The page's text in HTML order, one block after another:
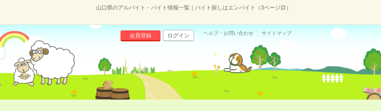
山口県のアルバイト・バイト情報一覧｜バイト探しはエンバイト（3ページ目）
会員登録 ログイン ヘルプ・お問い合わせ サイトマップ